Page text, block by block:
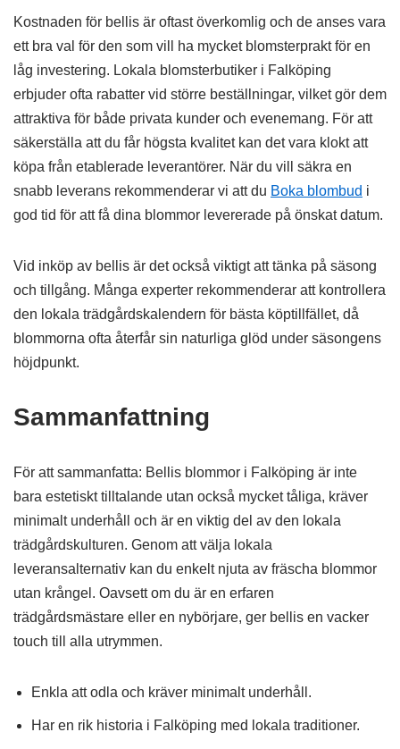
Kostnaden för bellis är oftast överkomlig och de anses vara
ett bra val för den som vill ha mycket blomsterprakt för en
låg investering. Lokala blomsterbutiker i Falköping
erbjuder ofta rabatter vid större beställningar, vilket gör dem
attraktiva för både privata kunder och evenemang. För att
säkerställa att du får högsta kvalitet kan det vara klokt att
köpa från etablerade leverantörer. När du vill säkra en
snabb leverans rekommenderar vi att du Boka blombud i
god tid för att få dina blommor levererade på önskat datum.
Vid inköp av bellis är det också viktigt att tänka på säsong
och tillgång. Många experter rekommenderar att kontrollera
den lokala trädgårdskalendern för bästa köptillfället, då
blommorna ofta återfår sin naturliga glöd under säsongens
höjdpunkt.
Sammanfattning
För att sammanfatta: Bellis blommor i Falköping är inte
bara estetiskt tilltalande utan också mycket tåliga, kräver
minimalt underhåll och är en viktig del av den lokala
trädgårdskulturen. Genom att välja lokala
leveransalternativ kan du enkelt njuta av fräscha blommor
utan krångel. Oavsett om du är en erfaren
trädgårdsmästare eller en nybörjare, ger bellis en vacker
touch till alla utrymmen.
Enkla att odla och kräver minimalt underhåll.
Har en rik historia i Falköping med lokala traditioner.